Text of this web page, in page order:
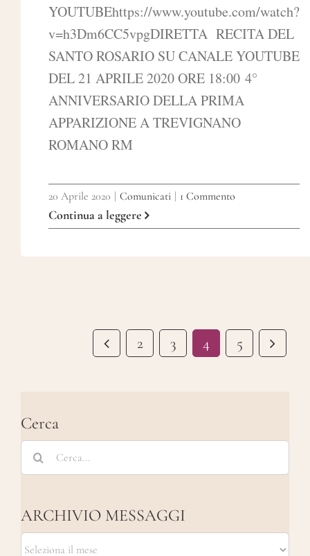
YOUTUBEhttps://www.youtube.com/watch?
v=h3Dm6CC5vpgDIRETTA RECITA DEL
SANTO ROSARIO SU CANALE YOUTUBE
DEL 21 APRILE 2020 ORE 18:00 4°
ANNIVERSARIO DELLA PRIMA
APPARIZIONE A TREVIGNANO
ROMANO RM
20 Aprile 2020 Comunicati 1 Commento
Continua a leggere
2 3 4 5
Cerca
Cerca
per:
ARCHIVIO MESSAGGI
ARCHIVIO